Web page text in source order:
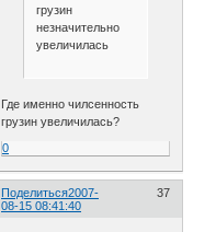
грузин
незначительно
увеличилась
Где именно чилсенность
грузин увеличилась?
0
Поделиться 37
2007-
08-15 08:41:40